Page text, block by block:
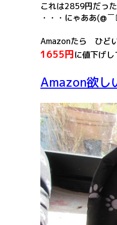
これは2859円だった
・・・にゃああ(@
Amazonたら ひど
1655円に値下げ
Amazon欲し